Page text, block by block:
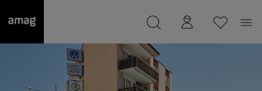
Il suo garage è stato salvato